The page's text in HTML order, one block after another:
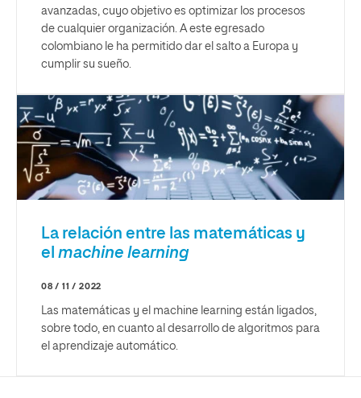
avanzadas, cuyo objetivo es optimizar los procesos
de cualquier organización. A este egresado
colombiano le ha permitido dar el salto a Europa y
cumplir su sueño.
La relación entre las matemáticas y
el machine learning
08 / 11 / 2022
Las matemáticas y el machine learning están ligados,
sobre todo, en cuanto al desarrollo de algoritmos para
el aprendizaje automático.